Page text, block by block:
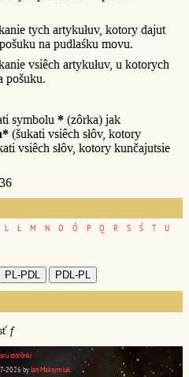
tych artykułuv, kotory dajut
na pudlaśku movu.
vsiêch artykułuv, u kotorych
pošuku.
symbolu * (zôrka) jak
(šukati vsiêch słôv, kotory
vsiêch słôv, kotory kunčajutsie
L Ł M N O Ó P Q R S Ś T
U
f
storônki
2026 byJan Maksymiuk